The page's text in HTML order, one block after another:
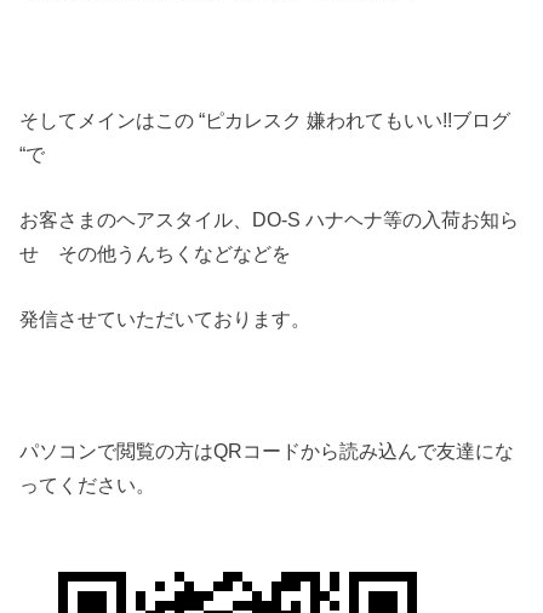
そしてメインはこの “ピカレスク 嫌われてもいい!!ブログ
“で
お客さまのヘアスタイル、DO-S ハナヘナ等の入荷お知ら
せ その他うんちくなどなどを
発信させていただいております。
パソコンで閲覧の方はQRコードから読み込んで友達にな
ってください。